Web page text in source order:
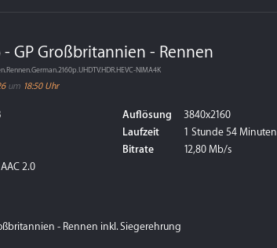
- GP Großbritannien - Rennen
NIMA4K
um 18:50 Uhr
2.0
Auflösung
3840x2160
Laufzeit
1 Stunde 54 Minuten
Bitrate
12,80 Mb/s
- Rennen inkl. Siegerehrung